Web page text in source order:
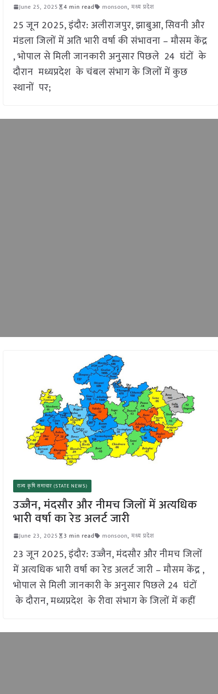
June 25, 2025 4 min read monsoon, मध्य प्रदेश
25 जून 2025, इंदौर: अलीराजपुर, झाबुआ, सिवनी और
मंडला जिलों में अति भारी वर्षा की संभावना – मौसम केंद्र
, भोपाल से मिली जानकारी अनुसार पिछले 24 घंटों के
दौरान मध्यप्रदेश के चंबल संभाग के जिलों में कुछ
स्थानों पर;
राज्य कृषि समाचार (STATE NEWS)
उज्जैन, मंदसौर और नीमच जिलों में अत्यधिक
भारी वर्षा का रेड अलर्ट जारी
June 23, 2025 3 min read monsoon, मध्य प्रदेश
23 जून 2025, इंदौर: उज्जैन, मंदसौर और नीमच जिलों
में अत्यधिक भारी वर्षा का रेड अलर्ट जारी – मौसम केंद्र ,
भोपाल से मिली जानकारी के अनुसार पिछले 24 घंटों
के दौरान, मध्यप्रदेश के रीवा संभाग के जिलों में कहीं